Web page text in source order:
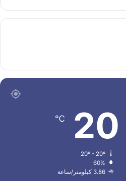
20
℃
60%
3.86 كيلومتر/ساعة